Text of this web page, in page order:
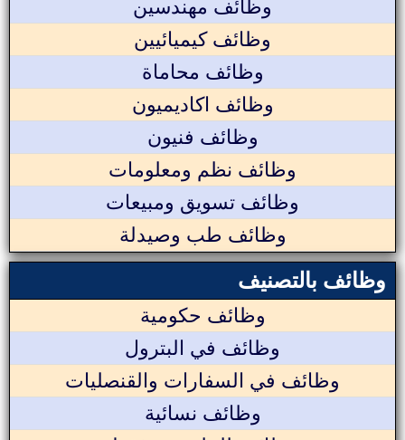
وظائف مهندسين
وظائف كيميائيين
وظائف محاماة
وظائف اكاديميون
وظائف فنيون
وظائف نظم ومعلومات
وظائف تسويق ومبيعات
وظائف طب وصيدلة
وظائف بالتصنيف
وظائف حكومية
وظائف في البترول
وظائف في السفارات والقنصليات
وظائف نسائية